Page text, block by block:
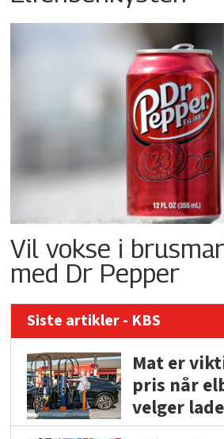
Vil vokse i
med Dr Pepper
Siste artikler - KBS
Mat er
pris når
velger